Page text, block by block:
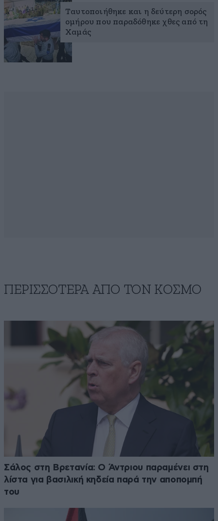
Ταυτοποιήθηκε και η δεύτερη σορός
ομήρου που παραδόθηκε χθες από τη
Χαμάς
ΠΕΡΙΣΣΟΤΕΡΑ ΑΠΟ ΤΟΝ ΚΟΣΜΟ
Σάλος στη Βρετανία: Ο Άντριου παραμένει στη
λίστα για βασιλική κηδεία παρά την αποπομπή
του